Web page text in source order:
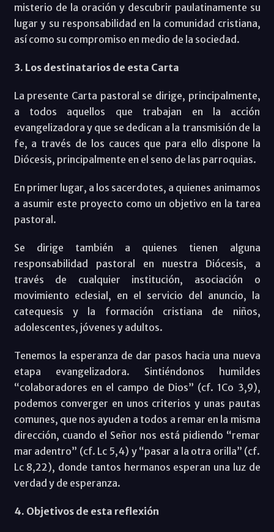
misterio de la oración y descubrir paulatinamente su
lugar y su responsabilidad en la comunidad cristiana,
así como su compromiso en medio de la sociedad.
3. Los destinatarios de esta Carta
La presente Carta pastoral se dirige, principalmente,
a todos aquellos que trabajan en la acción
evangelizadora y que se dedican a la transmisión de la
fe, a través de los cauces que para ello dispone la
Diócesis, principalmente en el seno de las parroquias.
En primer lugar, a los sacerdotes, a quienes animamos
a asumir este proyecto como un objetivo en la tarea
pastoral.
Se dirige también a quienes tienen alguna
responsabilidad pastoral en nuestra Diócesis, a
través de cualquier institución, asociación o
movimiento eclesial, en el servicio del anuncio, la
catequesis y la formación cristiana de niños,
adolescentes, jóvenes y adultos.
Tenemos la esperanza de dar pasos hacia una nueva
etapa evangelizadora. Sintiéndonos humildes
“colaboradores en el campo de Dios” (cf. 1Co 3,9),
podemos converger en unos criterios y unas pautas
comunes, que nos ayuden a todos a remar en la misma
dirección, cuando el Señor nos está pidiendo “remar
mar adentro” (cf. Lc 5,4) y “pasar a la otra orilla” (cf.
Lc 8,22), donde tantos hermanos esperan una luz de
verdad y de esperanza.
4. Objetivos de esta reflexión